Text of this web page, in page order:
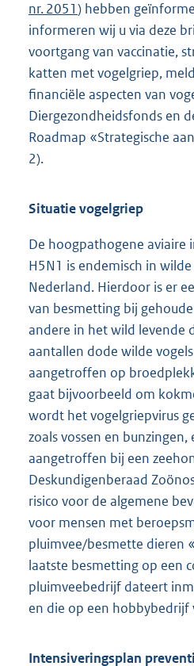
nr. 2051) hebben
informeren wij u via deze
voortgang van vaccinatie,
katten met vogelgriep,
financiële aspecten van
Diergezondheidsfonds en
Roadmap «Strategische
2).
Situatie vogelgriep
De hoogpathogene aviaire
H5N1 is endemisch in
Nederland. Hierdoor is er
van besmetting bij
andere in het wild levende
aantallen dode wilde
aangetroffen op
gaat bijvoorbeeld om
wordt het vogelgriepvirus
zoals vossen en bunzingen,
aangetroffen bij een
Deskundigenberaad
risico voor de algemene
voor mensen met
pluimvee/besmette dieren
laatste besmetting op een
pluimveebedrijf dateert
en die op een hobbybedrijf
Intensiveringsplan